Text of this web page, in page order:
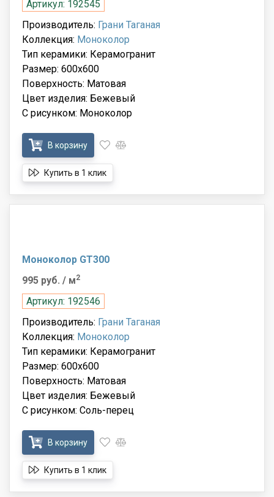
Артикул: 192545
Производитель: Грани Таганая
Коллекция: Моноколор
Тип керамики: Керамогранит
Размер: 600x600
Поверхность: Матовая
Цвет изделия: Бежевый
С рисунком: Моноколор
В корзину
Купить в 1 клик
Моноколор GT300
995 руб. / м2
Артикул: 192546
Производитель: Грани Таганая
Коллекция: Моноколор
Тип керамики: Керамогранит
Размер: 600x600
Поверхность: Матовая
Цвет изделия: Бежевый
С рисунком: Соль-перец
В корзину
Купить в 1 клик